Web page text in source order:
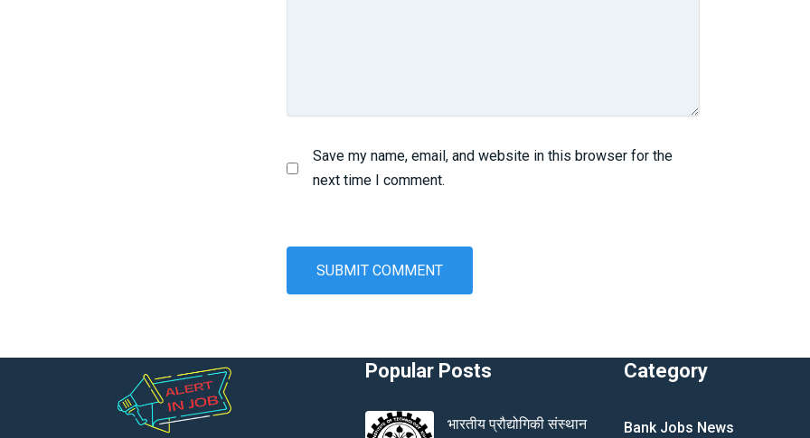
Save my name, email, and website in this browser for the
next time I comment.
Popular Posts
भारतीय प्रौद्योगिकी संस्थान
Category
Bank Jobs News